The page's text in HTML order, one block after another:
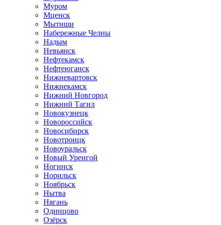
Муром
Мценск
Мытищи
Набережные Челны
Надым
Невьянск
Нефтекамск
Нефтеюганск
Нижневартовск
Нижнекамск
Нижний Новгород
Нижний Тагил
Новокузнецк
Новороссийск
Новосибирск
Новотроицк
Новоуральск
Новый Уренгой
Ногинск
Норильск
Ноябрьск
Нытва
Нягань
Одинцово
Озёрск